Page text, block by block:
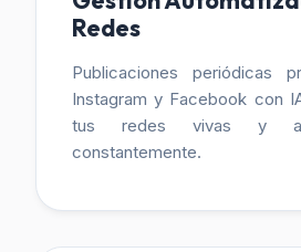
Redes
Publicaciones periódicas
Instagram y Facebook con
tus redes vivas y
constantemente.